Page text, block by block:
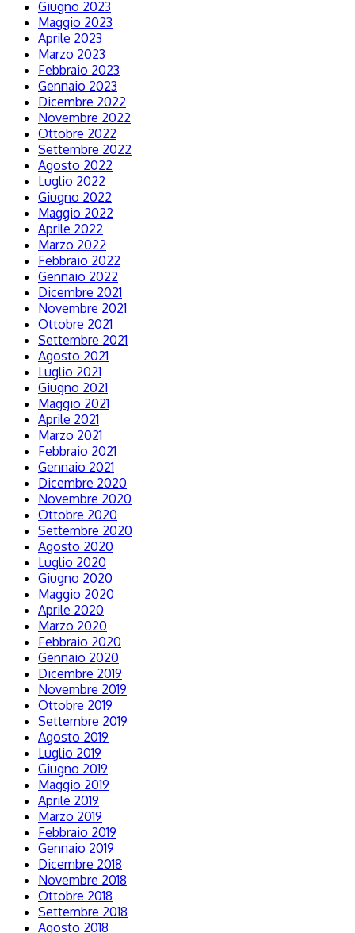
Giugno 2023
Maggio 2023
Aprile 2023
Marzo 2023
Febbraio 2023
Gennaio 2023
Dicembre 2022
Novembre 2022
Ottobre 2022
Settembre 2022
Agosto 2022
Luglio 2022
Giugno 2022
Maggio 2022
Aprile 2022
Marzo 2022
Febbraio 2022
Gennaio 2022
Dicembre 2021
Novembre 2021
Ottobre 2021
Settembre 2021
Agosto 2021
Luglio 2021
Giugno 2021
Maggio 2021
Aprile 2021
Marzo 2021
Febbraio 2021
Gennaio 2021
Dicembre 2020
Novembre 2020
Ottobre 2020
Settembre 2020
Agosto 2020
Luglio 2020
Giugno 2020
Maggio 2020
Aprile 2020
Marzo 2020
Febbraio 2020
Gennaio 2020
Dicembre 2019
Novembre 2019
Ottobre 2019
Settembre 2019
Agosto 2019
Luglio 2019
Giugno 2019
Maggio 2019
Aprile 2019
Marzo 2019
Febbraio 2019
Gennaio 2019
Dicembre 2018
Novembre 2018
Ottobre 2018
Settembre 2018
Agosto 2018